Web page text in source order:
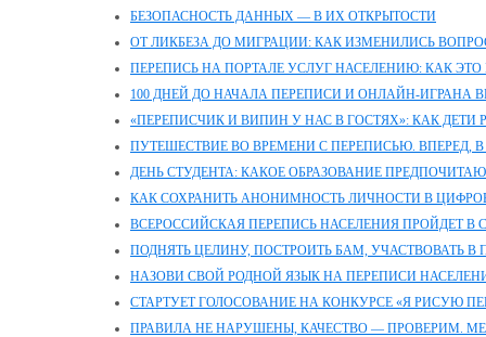
БЕЗОПАСНОСТЬ ДАННЫХ — В ИХ ОТКРЫТОСТИ
ОТ ЛИКБЕЗА ДО МИГРАЦИИ: КАК ИЗМЕНИЛИСЬ
ПЕРЕПИСЬ НА ПОРТАЛЕ УСЛУГ НАСЕЛЕНИЮ: КАК ЭТО
100 ДНЕЙ ДО НАЧАЛА ПЕРЕПИСИ И ОНЛАЙН-ИГРАНА
«ПЕРЕПИСЧИК И ВИПИН У НАС В ГОСТЯХ»: КАК ДЕТИ
ПУТЕШЕСТВИЕ ВО ВРЕМЕНИ С ПЕРЕПИСЬЮ. ВПЕРЕД,
ДЕНЬ СТУДЕНТА: КАКОЕ ОБРАЗОВАНИЕ
КАК СОХРАНИТЬ АНОНИМНОСТЬ ЛИЧНОСТИ В
ВСЕРОССИЙСКАЯ ПЕРЕПИСЬ НАСЕЛЕНИЯ ПРОЙДЕТ В
ПОДНЯТЬ ЦЕЛИНУ, ПОСТРОИТЬ БАМ, УЧАСТВОВАТЬ В
НАЗОВИ СВОЙ РОДНОЙ ЯЗЫК НА ПЕРЕПИСИ
СТАРТУЕТ ГОЛОСОВАНИЕ НА КОНКУРСЕ «Я РИСУЮ
ПРАВИЛА НЕ НАРУШЕНЫ, КАЧЕСТВО — ПРОВЕРИМ.